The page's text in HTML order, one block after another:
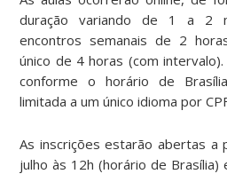
duração variando de 1 a 2
encontros semanais de 2
único de 4 horas (com
conforme o horário de
limitada a um único idioma por
As inscrições estarão abertas a
julho às 12h (horário de Brasília)